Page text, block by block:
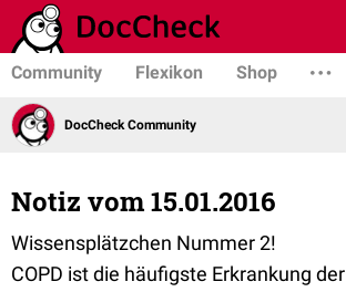
Community Flexikon Shop
DocCheck Community
Notiz vom 15.01.2016
Wissensplätzchen Nummer 2!
COPD ist die häufigste Erkrankung der